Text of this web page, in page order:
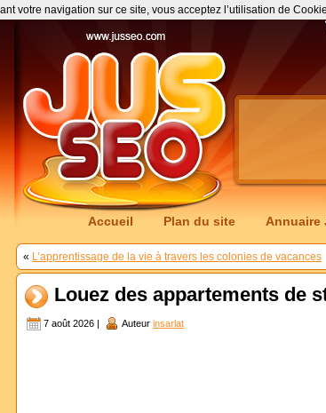
Accueil Plan du site Annuaire
« L’apprentissage de la vie à travers les colonies de vacances
Louez des appartements de
7 août 2026 | Auteur insarlat
votre navigation sur ce site, vous acceptez l’utilisation de